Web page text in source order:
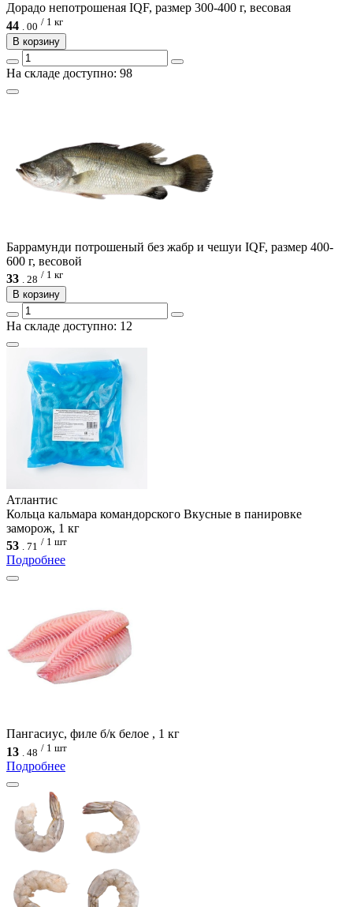
Дорадо непотрошеная IQF, размер 300-400 г, весовая
44
00 / 1 кг
В корзину
На складе доступно: 98
Баррамунди потрошеный без жабр и чешуи IQF, размер 400-
600 г, весовой
33 . 28 / 1 кг
В корзину
На складе доступно: 12
Атлантис
Кольца кальмара командорского Вкусные в панировке
заморож, 1 кг
53 . 71 / 1 шт
Подробнее
Пангасиус, филе б/к белое , 1 кг
13
48 / 1 шт
Подробнее